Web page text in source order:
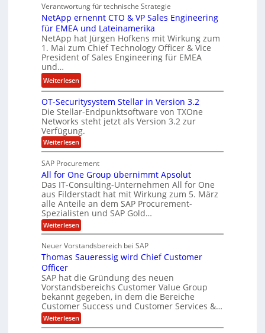
e
i
n
e
ö
s
u
n
g
r
d
F
n
a
n
z
c
h
e
e
i
F
S
n
g
n
e
e
r
i
g
-
S
p
e
z
i
a
l
i
s
t
J
u
i
a
H
u
b
Verantwortung für technische Strategie
NetApp ernennt CTO & VP Sales Engineering
für EMEA und Lateinamerika
NetApp hat Jürgen Hofkens mit Wirkung zum
1. Mai zum Chief Technology Officer & Vice
President of Sales Engineering für EMEA
und…
Weiterlesen:
N
e
t
A
p
p
n
e
n
n
t
C
T
O
V
P
S
a
l
OT-Securitysystem Stellar in Version 3.2
Die Stellar-Endpunktsoftware von TXOne
Networks steht jetzt als Version 3.2 zur
Verfügung.
Weiterlesen:
O
-
S
e
c
u
r
i
t
y
y
s
e
m
S
t
e
l
l
SAP Procurement
All for One Group übernimmt Apsolut
Das IT-Consulting-Unternehmen All for One
aus Filderstadt hat mit Wirkung zum 5. März
alle Anteile an dem SAP Procurement-
Spezialisten und SAP Gold…
Weiterlesen:
A
l
f
r
O
n
e
G
r
o
Neuer Vorstandsbereich bei SAP
Thomas Saueressig wird Chief Customer
Officer
SAP hat die Gründung des neuen
Vorstandsbereichs Customer Value Group
bekannt gegeben, in dem die Bereiche
Customer Success und Customer Services &…
Weiterlesen:
T